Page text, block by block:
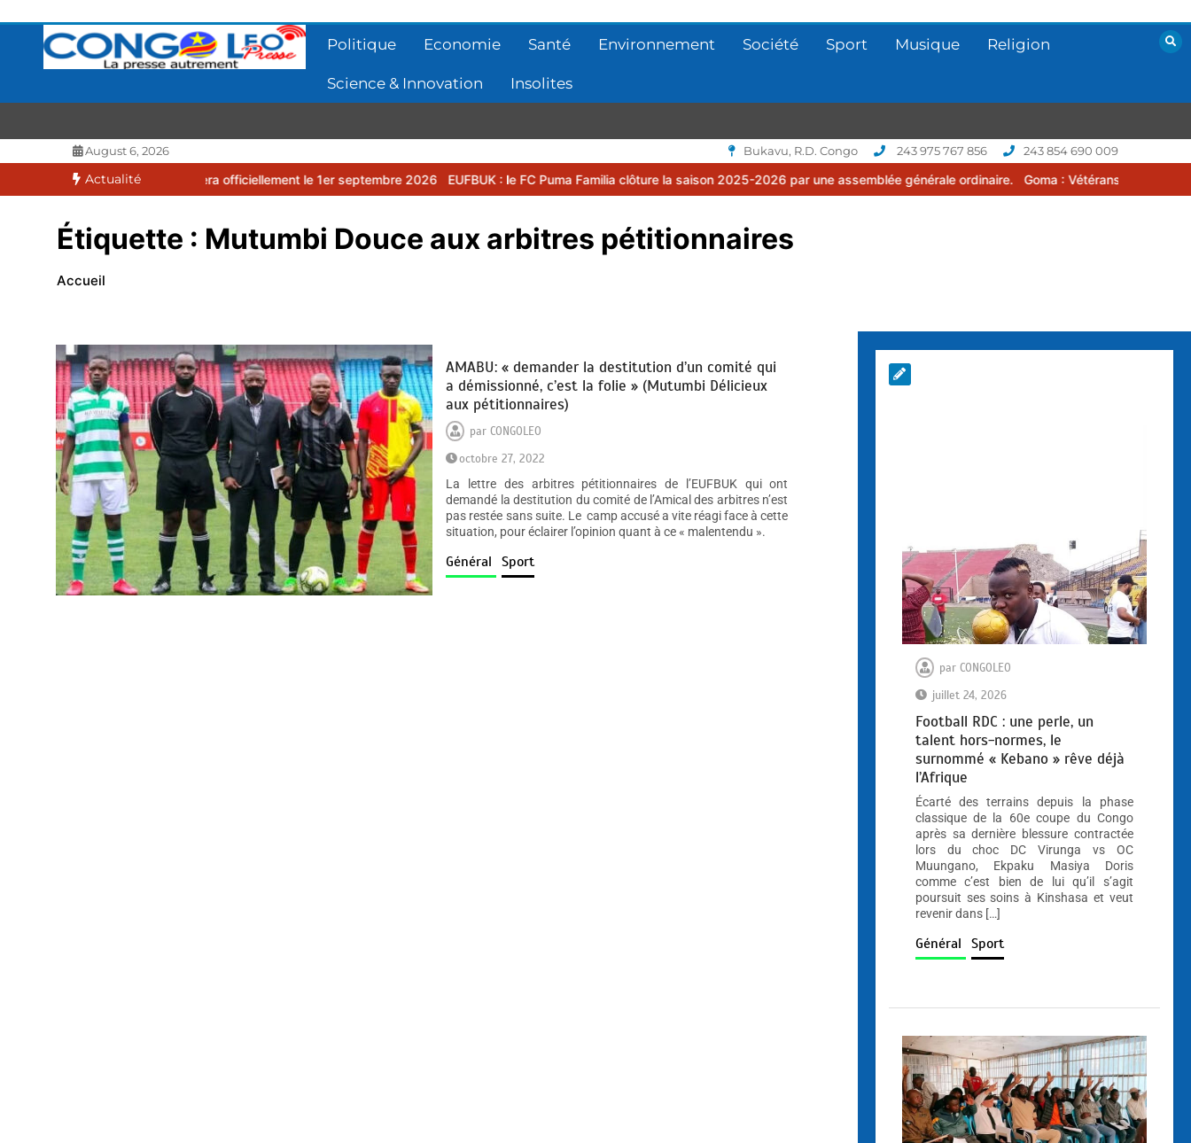
contenu
Politique Economie Santé Environnement Société Sport Musique Religion
Science & Innovation Insolites
CONGOLEO
La presse autrement
August 6, 2026 Bukavu, R.D. Congo 243 975 767 856 243 854 690 009
Actualité
2027 débutera officiellement le 1er septembre 2026 EUFBUK : le FC Puma Familia clôture la saison 2025-2026 par une assemblée générale ordinaire. Goma : Vétérans Cup 2026 -2027, une
Étiquette : Mutumbi Douce aux arbitres pétitionnaires
Accueil
AMABU: « demander la destitution d’un comité qui
a démissionné, c’est la folie » (Mutumbi Délicieux
aux pétitionnaires)
parCONGOLEO
octobre 27, 2022
La lettre des arbitres pétitionnaires de l’EUFBUK qui ont
demandé la destitution du comité de l’Amical des arbitres n’est
pas restée sans suite. Le camp accusé a vite réagi face à cette
situation, pour éclairer l’opinion quant à ce « malentendu ».
Général Sport
par CONGOLEO
juillet 24, 2026
Football RDC : une perle, un
talent hors-normes, le
surnommé « Kebano » rêve déjà
l’Afrique
Écarté des terrains depuis la phase
classique de la 60e coupe du Congo
après sa dernière blessure contractée
lors du choc DC Virunga vs OC
Muungano, Ekpaku Masiya Doris
comme c’est bien de lui qu’il s’agit
poursuit ses soins à Kinshasa et veut
revenir dans […]
Général Sport